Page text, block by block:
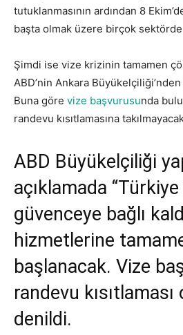
tutuklanmasının ardından 8
başta olmak üzere birçok
Şimdi ise vize krizinin tamamen
ABD’nin Ankara
Buna göre vize başvurusunda
randevu kısıtlamasına
ABD Büyükelçiliği
açıklamada
güvenceye bağlı
hizmetlerine
başlanacak. Vize
randevu
denildi.